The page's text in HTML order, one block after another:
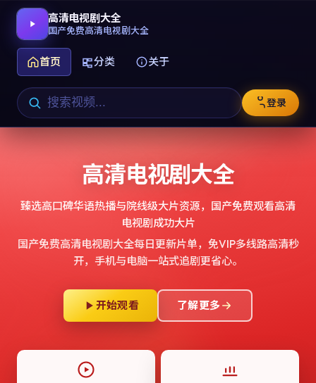
高清电视剧大全
国产免费高清电视剧大全
首页 分类 关于
登录
高清电视剧大全
臻选高口碑华语热播与院线级大片资源， 国产免费观看高清
电视剧成功大片
国产免费高清电视剧大全每日更新片单，免VIP多线路高清秒
开，手机与电脑一站式追剧更省心。
开始观看 了解更多